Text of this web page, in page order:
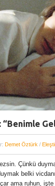
Demet Öztürk /
Çünkü
belki
ama ruhun,